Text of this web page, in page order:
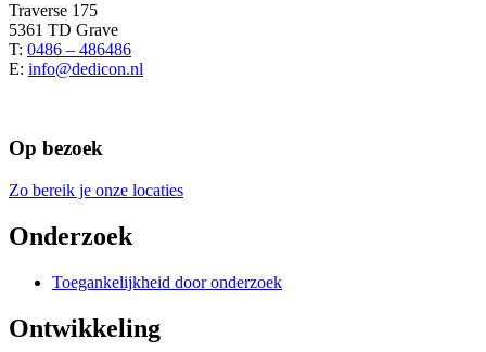
Traverse 175
5361 TD Grave
T: 0486 – 486486
E: info@dedicon.nl
Op bezoek
Zo bereik je onze locaties
Onderzoek
Toegankelijkheid door onderzoek
Ontwikkeling